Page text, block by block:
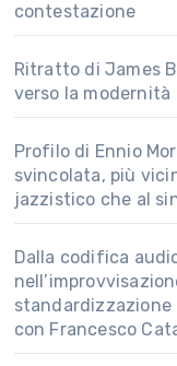
contestazione
Ritratto di James
verso la modernità
Profilo di Ennio
svincolata, più
jazzistico che al
Dalla codifica
standardizzazione
con Francesco